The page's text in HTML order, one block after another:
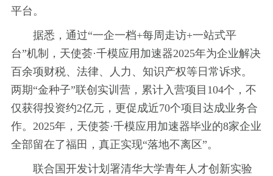
平台。
据悉，通过“一企一档+每周走访+一站式平
台”机制，天使荟·千模应用加速器2025年为企业解决
百余项财税、法律、人力、知识产权等日常诉求。
两期“金种子”联创实训营，累计入营项目104个，不
仅获得投资约2亿元，更促成近70个项目达成业务合
作。2025年，天使荟·千模应用加速器毕业的8家企业
全部留在了福田，真正实现“落地不离区”。
联合国开发计划署清华大学青年人才创新实验